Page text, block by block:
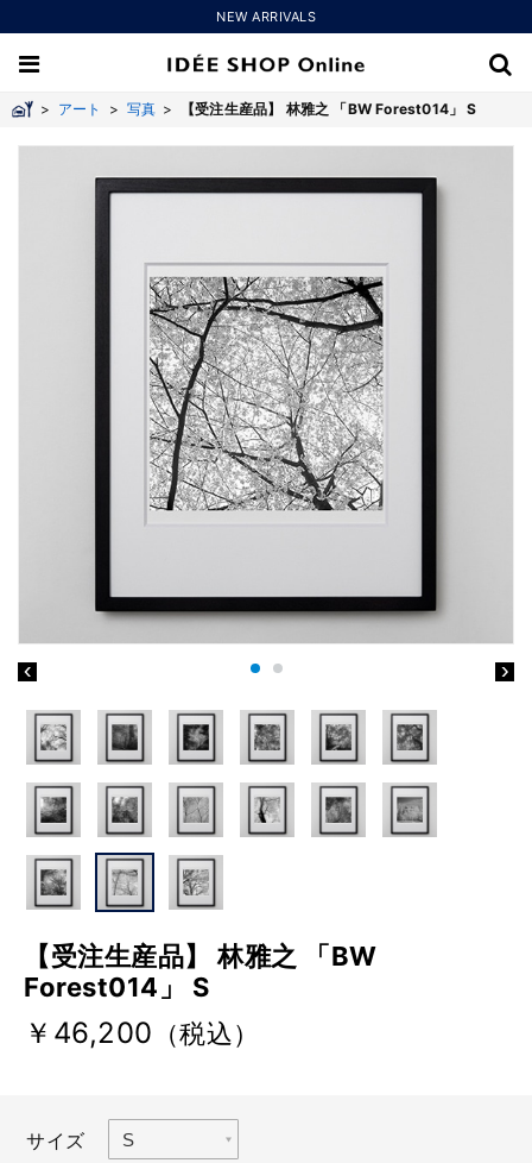
NEW ARRIVALS
> アート > 写真 > 【受注生産品】 林雅之 「BW Forest014」 S
【受注生産品】 林雅之 「BW
Forest014」 S
￥46,200 （税込）
サイズ